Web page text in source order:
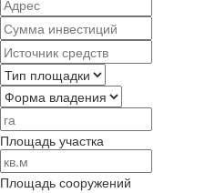
Площадь участка
Площадь сооружений